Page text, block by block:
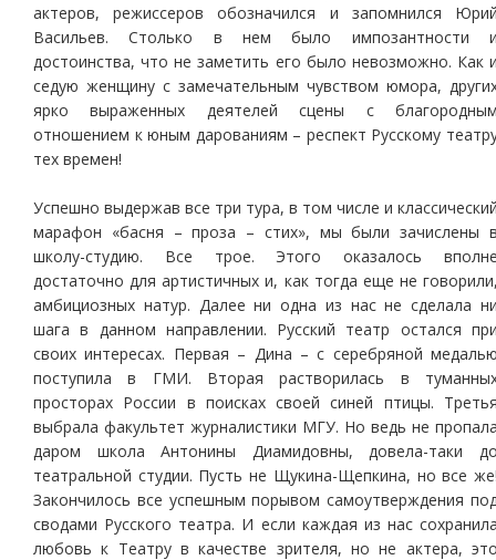
актеров, режиссеров обозначился и запомнился
Васильев. Столько в нем было импозантности
достоинства, что не заметить его было невозможно. Как
седую женщину с замечательным чувством юмора,
ярко выраженных деятелей сцены с
отношением к юным дарованиям – респект Русскому
тех времен!
Успешно выдержав все три тура, в том числе и
марафон «басня – проза – стих», мы были зачислены
школу-студию. Все трое. Этого оказалось
достаточно для артистичных и, как тогда еще не
амбициозных натур. Далее ни одна из нас не сделала
шага в данном направлении. Русский театр остался
своих интересах. Первая – Дина – с серебряной
поступила в ГМИ. Вторая растворилась в
просторах России в поисках своей синей птицы.
выбрала факультет журналистики МГУ. Но ведь не
даром школа Антонины Диамидовны, довела-таки
театральной студии. Пусть не Щукина-Щепкина, но все
Закончилось все успешным порывом самоутверждения
сводами Русского театра. И если каждая из нас
любовь к Театру в качестве зрителя, но не актера,